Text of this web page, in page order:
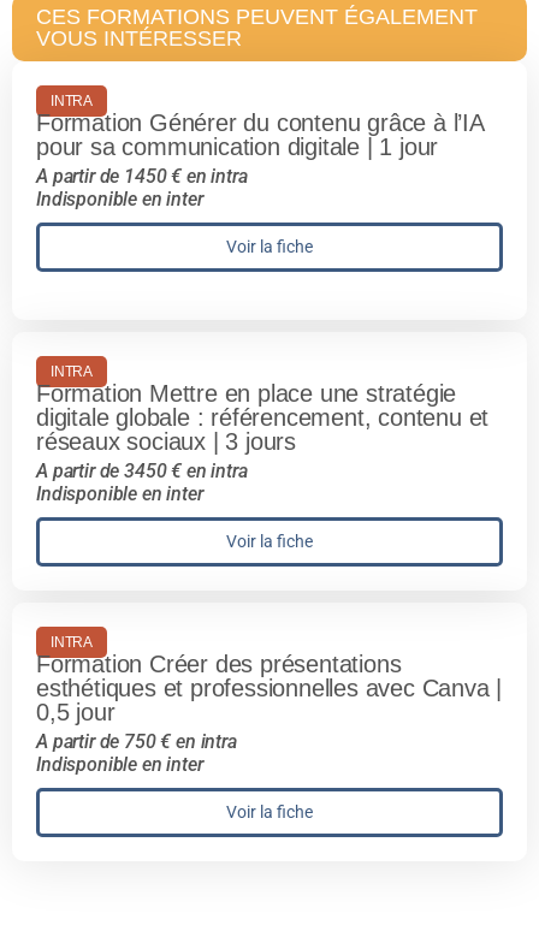
CES FORMATIONS PEUVENT ÉGALEMENT
VOUS INTÉRESSER
INTRA
Formation Générer du contenu grâce à l’IA
pour sa communication digitale | 1 jour
A partir de 1450 € en intra
Indisponible en inter
Voir la fiche
INTRA
Formation Mettre en place une stratégie
digitale globale : référencement, contenu et
réseaux sociaux | 3 jours
A partir de 3450 € en intra
Indisponible en inter
Voir la fiche
INTRA
Formation Créer des présentations
esthétiques et professionnelles avec Canva |
0,5 jour
A partir de 750 € en intra
Indisponible en inter
Voir la fiche